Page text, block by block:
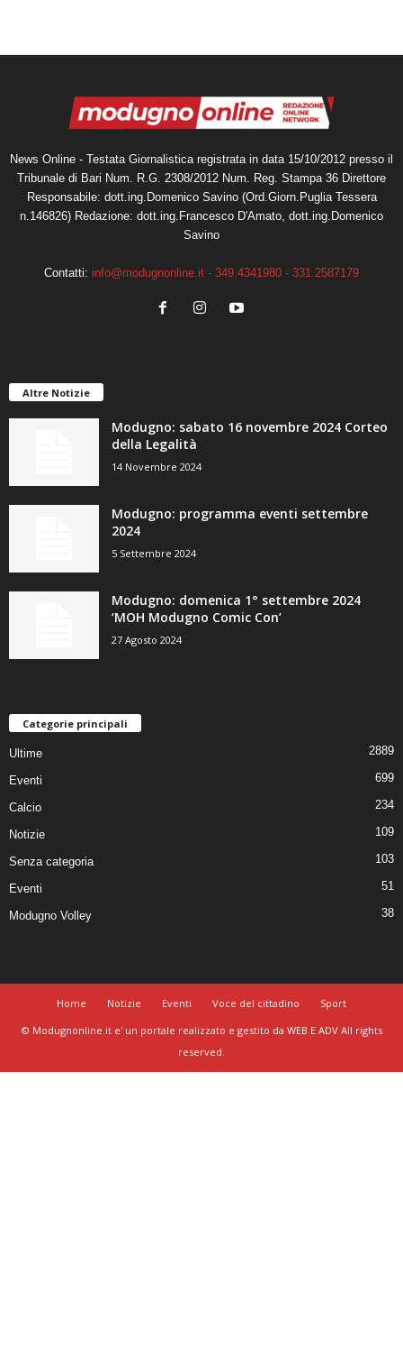
News Online - Testata Giornalistica registrata in data 15/10/2012 presso il
Tribunale di Bari Num. R.G. 2308/2012 Num. Reg. Stampa 36 Direttore
Responsabile: dott.ing.Domenico Savino (Ord.Giorn.Puglia Tessera
n.146826) Redazione: dott.ing.Francesco D'Amato, dott.ing.Domenico
Savino
Contatti: info@modugnonline.it - 349.4341980 - 331.2587179
Altre Notizie
Modugno: sabato 16 novembre 2024 Corteo
della Legalità
14 Novembre 2024
Modugno: programma eventi settembre
2024
5 Settembre 2024
Modugno: domenica 1° settembre 2024
‘MOH Modugno Comic Con’
27 Agosto 2024
Categorie principali
Ultime 2889
Eventi 699
Calcio 234
Notizie 109
Senza categoria 103
Eventi 51
Modugno Volley 38
Home Notizie Eventi Voce del cittadino
Sport
© Modugnonline.it e' un portale realizzato e gestito da WEB E ADV All rights
reserved.